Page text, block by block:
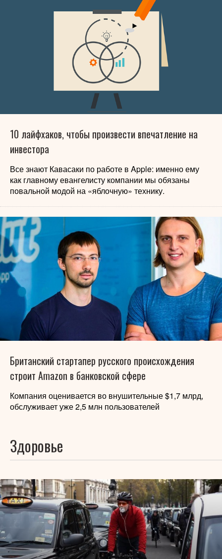
10 лайфхаков, чтобы произвести впечатление на
инвестора
Все знают Кавасаки по работе в Apple: именно ему
как главному евангелисту компании мы обязаны
повальной модой на «яблочную» технику.
Британский стартапер русского происхождения
строит Amazon в банковской сфере
Компания оценивается во внушительные $1,7 млрд,
обслуживает уже 2,5 млн пользователей
Здоровье